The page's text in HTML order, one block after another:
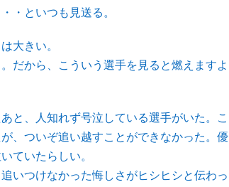
・といつも見送る。
大きい。
だから、こういう選手を見ると燃えますよ
と、人知れず号泣している選手がいた。こ
、ついぞ追い越すことができなかった。優
ていたらしい。
いつけなかった悔しさがヒシヒシと伝わっ